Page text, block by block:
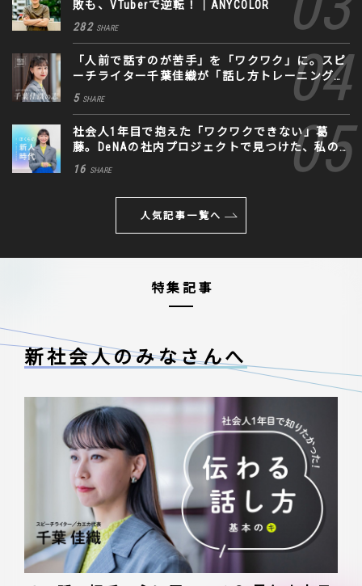
敗も、VTuberで逆転！｜ANYCOLOR
282 SHARE
「人前で話すのが苦手」を「ワクワク」に。スピ
ーチライター千葉佳織が「話し方トレーニング」
に込めた思い
5 SHARE
社会人1年目で抱えた「ワクワクできない」葛
藤。DeNAの社内プロジェクトで見つけた、私の
生きる道
16 SHARE
人気記事一覧へ
特集記事
新社会人のみなさんへ